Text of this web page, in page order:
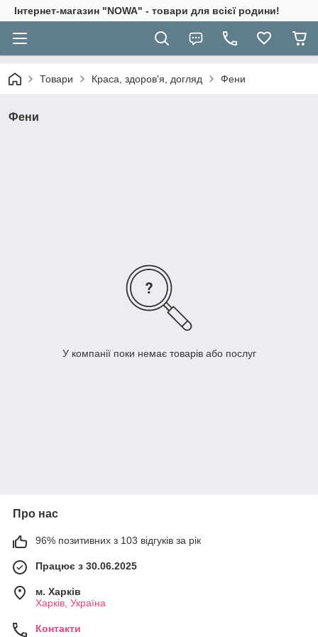
Інтернет-магазин "NOWA" - товари для всієї родини!
Товари Краса, здоров'я, догляд Фени
Фени
У компанії поки немає товарів або послуг
Про нас
96% позитивних з 103 відгуків за рік
Працює з 30.06.2025
м. Харків
Харків, Україна
Контакти